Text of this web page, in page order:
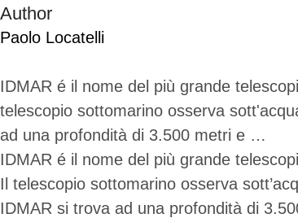
Author
Paolo Locatelli
IDMAR é il nome del più grande
telescopio sottomarino osserva
ad una profondità di 3.500 metri e …
IDMAR é il nome del più grande
Il telescopio sottomarino osserva
IDMAR si trova ad una profondità di